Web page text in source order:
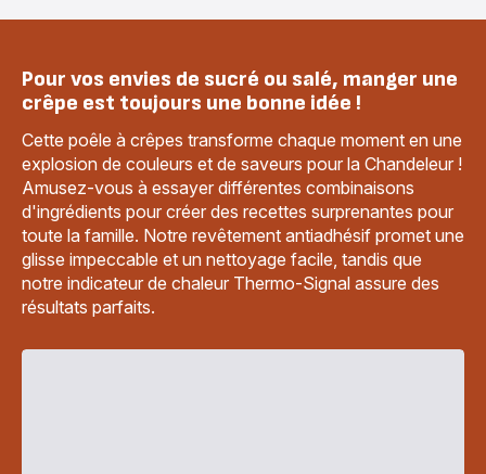
Pour vos envies de sucré ou salé, manger une
crêpe est toujours une bonne idée !
Cette poêle à crêpes transforme chaque moment en une
explosion de couleurs et de saveurs pour la Chandeleur !
Amusez-vous à essayer différentes combinaisons
d'ingrédients pour créer des recettes surprenantes pour
toute la famille. Notre revêtement antiadhésif promet une
glisse impeccable et un nettoyage facile, tandis que
notre indicateur de chaleur Thermo-Signal assure des
résultats parfaits.